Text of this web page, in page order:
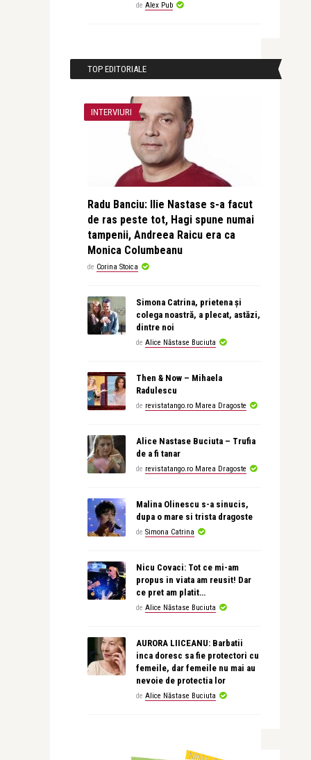
de Alex Pub
TOP EDITORIALE
INTERVIURI
Radu Banciu: Ilie Nastase s-a facut
de ras peste tot, Hagi spune numai
tampenii, Andreea Raicu era ca
Monica Columbeanu
de Corina Stoica
Simona Catrina, prietena și
colega noastră, a plecat, astăzi,
dintre noi
de Alice Năstase Buciuta
Then & Now – Mihaela
Radulescu
de revistatango.ro Marea Dragoste
Alice Nastase Buciuta – Trufia
de a fi tanar
de revistatango.ro Marea Dragoste
Malina Olinescu s-a sinucis,
dupa o mare si trista dragoste
de Simona Catrina
Nicu Covaci: Tot ce mi-am
propus in viata am reusit! Dar
ce pret am platit…
de Alice Năstase Buciuta
AURORA LIICEANU: Barbatii
inca doresc sa fie protectori cu
femeile, dar femeile nu mai au
nevoie de protectia lor
de Alice Năstase Buciuta